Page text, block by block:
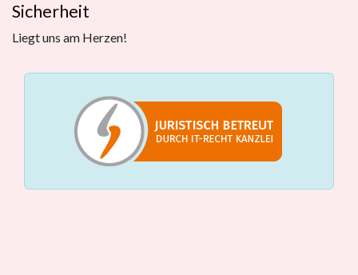
Sicherheit
Liegt uns am Herzen!